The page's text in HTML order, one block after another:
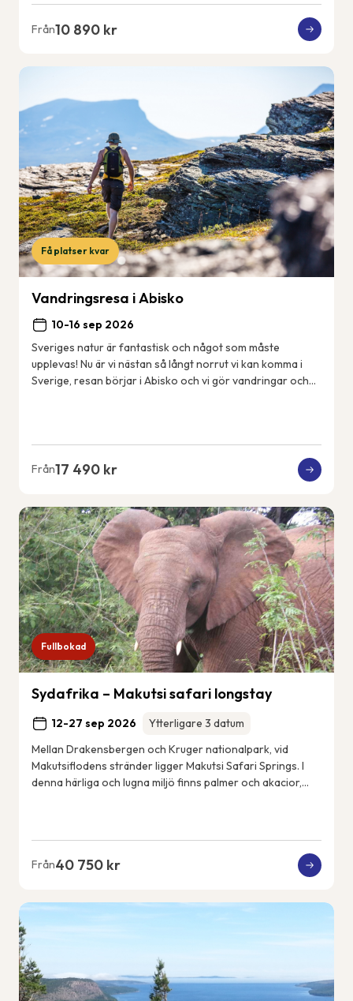
Från10 890 kr
Få platser kvar
Vandringsresa i Abisko
10-16 sep 2026
Sveriges natur är fantastisk och något som måste
upplevas! Nu är vi nästan så långt norrut vi kan komma i
Sverige, resan börjar i Abisko och vi gör vandringar och
Från17 490 kr
Fullbokad
Sydafrika – Makutsi safari longstay
12-27 sep 2026
Ytterligare 3 datum
Mellan Drakensbergen och Kruger nationalpark, vid
Makutsiflodens stränder ligger Makutsi Safari Springs. I
denna härliga och lugna miljö finns palmer och akacior,
Från40 750 kr